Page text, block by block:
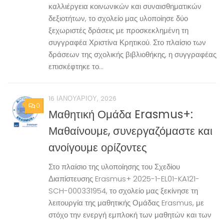
καλλιέργεια κοινωνικών και συναισθηματικών
δεξιοτήτων, το σχολείο μας υλοποίησε δύο
ξεχωριστές δράσεις με προσκεκλημένη τη
συγγραφέα Χριστίνα Κρητικού. Στο πλαίσιο των
δράσεων της σχολικής βιβλιοθήκης, η συγγραφέας
επισκέφτηκε το...
0
16 ΙΑΝΟΥΑΡΊΟΥ, 2026
Μαθητική Ομάδα Erasmus+:
Μαθαίνουμε, συνεργαζόμαστε και
ανοίγουμε ορίζοντες
Στο πλαίσιο της υλοποίησης του Σχεδίου
Διαπίστευσης Erasmus+ 2025-1-EL01-KA121-
SCH-000331954, το σχολείο μας ξεκίνησε τη
λειτουργία της μαθητικής Ομάδας Erasmus, με
στόχο την ενεργή εμπλοκή των μαθητών και των